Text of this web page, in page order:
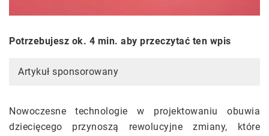
Potrzebujesz ok. 4 min. aby przeczytać ten wpis
Artykuł sponsorowany
Nowoczesne technologie w projektowaniu obuwia
dziecięcego przynoszą rewolucyjne zmiany, które